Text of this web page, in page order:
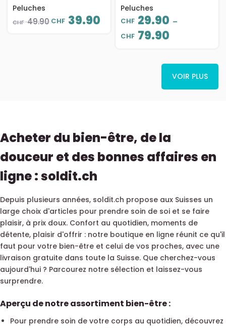
coton, décoratif et
oreiller doux, 30 cm
Peluches
CHF49.90 CHF 39.90
décoratif pour
chambre et intérieur,
de 56 à 120 cm
Peluches
CHF 29.90 –
CHF 79.90
VOIR PLUS
Acheter du bien-être, de la
douceur et des bonnes affaires en
ligne : soldit.ch
Depuis plusieurs années, soldit.ch propose aux Suisses un
large choix d'articles pour prendre soin de soi et se faire
plaisir, à prix doux. Confort au quotidien, moments de
détente, plaisir d'offrir : notre boutique en ligne réunit ce qu'il
faut pour votre bien-être et celui de vos proches, avec une
livraison gratuite dans toute la Suisse. Que cherchez-vous
aujourd'hui ? Parcourez notre sélection et laissez-vous
surprendre.
Aperçu de notre assortiment bien-être :
Pour prendre soin de votre corps au quotidien, découvrez